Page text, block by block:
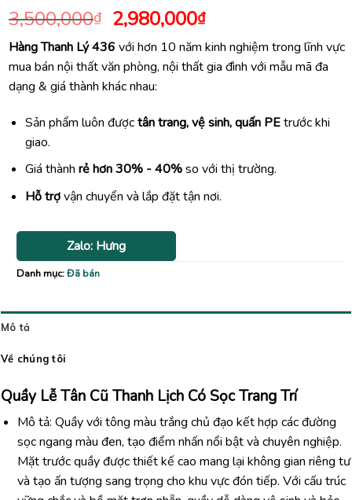
3,500,000₫ Giá
gốc
là:
3,500,000₫.
2,980,000₫Giá
hiện
tại
là:
Hàng Thanh Lý 436 với hơn 10 năm kinh nghiệm trong lĩnh vực
mua bán nội thất văn phòng, nội thất gia đình với mẫu mã đa
dạng & giá thành khác nhau:
Sản phẩm luôn đượctân trang, vệ sinh, quấn PEtrước khi
giao.
Giá thành rẻ hơn 30% - 40%so với thị trường.
Hỗ trợvận chuyển và lắp đặt tận nơi.
Zalo: Hưng
Danh mục:Đã bán
Mô tả
Về chúng tôi
Quầy Lễ Tân Cũ Thanh Lịch Có Sọc Trang Trí
Mô tả: Quầy với tông màu trắng chủ đạo kết hợp các đường
sọc ngang màu đen, tạo điểm nhấn nổi bật và chuyên nghiệp.
Mặt trước quầy được thiết kế cao mang lại không gian riêng tư
và tạo ấn tượng sang trọng cho khu vực đón tiếp. Với cấu trúc